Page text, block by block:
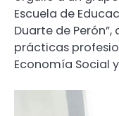
Escuela de
Duarte de
prácticas
Economía Social